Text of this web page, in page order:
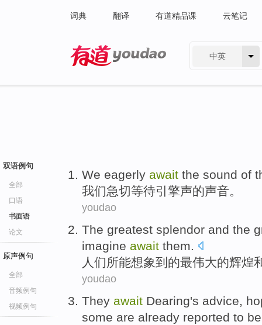
词典 翻译 有道精品课 云笔记
中英
双语例句
全部
口语
书面语
论文
原声例句
全部
音频例句
视频例句
We eagerly await the sound of
我们急切等待引擎声的声音。
youdao
The greatest splendor and the
imagine await them.
人们所能想象到 的最伟大的辉煌
youdao
They await Dearing's advice
some are already reported to